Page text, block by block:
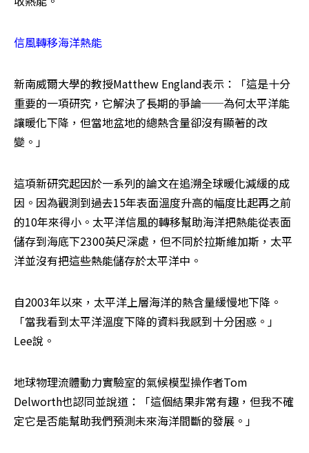
信風轉移海洋熱能
新南威爾大學的教授Matthew England表示：「這是十分
重要的一項研究，它解決了長期的爭論──為何太平洋能
讓暖化下降，但當地盆地的總熱含量卻沒有顯著的改
變。」
這項新研究起因於一系列的論文在追溯全球暖化減緩的成
因。因為觀測到過去15年表面溫度升高的幅度比起再之前
的10年來得小。太平洋信風的轉移幫助海洋把熱能從表面
儲存到海底下2300英尺深處，但不同於拉斯維加斯，太平
洋並沒有把這些熱能儲存於太平洋中。
自2003年以來，太平洋上層海洋的熱含量緩慢地下降。
「當我看到太平洋溫度下降的資料我感到十分困惑。」
Lee說。
地球物理流體動力實驗室的氣候模型操作者Tom
Delworth也認同並說道：「這個結果非常有趣，但我不確
定它是否能幫助我們預測未來海洋間斷的發展。」